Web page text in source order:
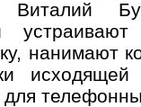
Виталий
нанимают
исходящей